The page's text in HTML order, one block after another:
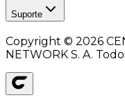
Suporte
Copyright © 2026
NETWORK S. A.